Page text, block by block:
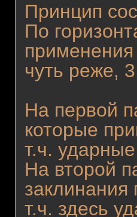
Принцип
По
чуть реже,
На первой
которые
т.ч.
На второй
заклинания
т.ч. здесь